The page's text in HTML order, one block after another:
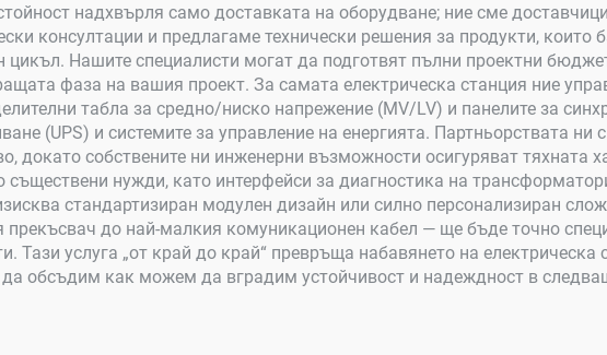
надхвърля само доставката на оборудване; ние сме
консултации и предлагаме технически решения за продукти, които
цикъл. Нашите специалисти могат да подготвят пълни проектни
фаза на вашия проект. За самата електрическа станция ние
табла за средно/ниско напрежение (MV/LV) и панелите за
(UPS) и системите за управление на енергията. Партньорствата
докато собствените ни инженерни възможности осигуряват тяхната
нужди, като интерфейси за диагностика на
стандартизиран модулен дизайн или силно персонализиран
до най-малкия комуникационен кабел — ще бъде точно
Тази услуга „от край до край“ превръща набавянето на електрическа
обсъдим как можем да вградим устойчивост и надеждност в